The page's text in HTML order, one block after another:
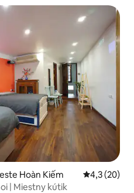
Hoàn Kiếm Priemerné
4,3 (20)
| Miestny kútik